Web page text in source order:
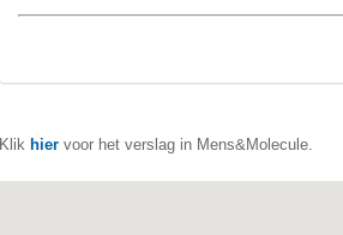
Klik hier voor het verslag in Mens&Molecule.